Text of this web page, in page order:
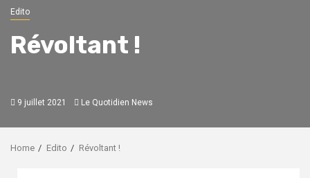
Edito
Révoltant !
9 juillet 2021 Le Quotidien News
Home Edito Révoltant !